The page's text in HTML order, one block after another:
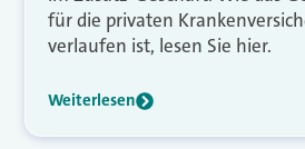
für die privaten
verlaufen ist, lesen Sie hier.
Weiterlesen